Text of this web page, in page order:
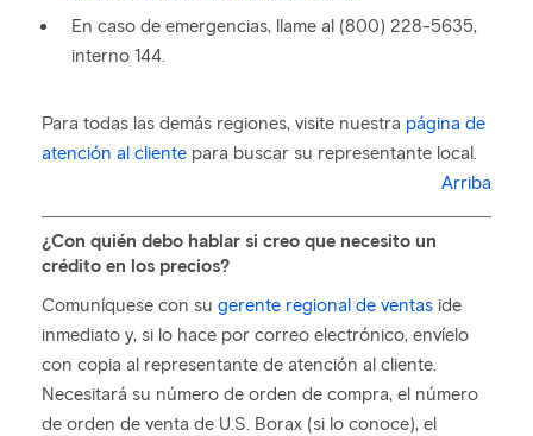
En caso de emergencias, llame al (800) 228-5635,
interno 144.
Para todas las demás regiones, visite nuestra página de
atención al cliente para buscar su representante local.
Arriba
¿Con quién debo hablar si creo que necesito un
crédito en los precios?
Comuníquese con su gerente regional de ventas ide
inmediato y, si lo hace por correo electrónico, envíelo
con copia al representante de atención al cliente.
Necesitará su número de orden de compra, el número
de orden de venta de U.S. Borax (si lo conoce), el